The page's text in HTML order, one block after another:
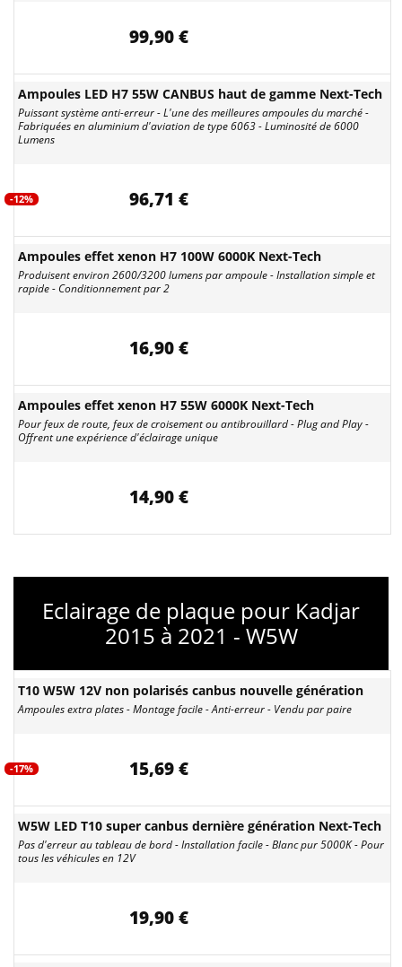
99,90 €
Ampoules LED H7 55W CANBUS haut de gamme Next-Tech
Puissant système anti-erreur - L'une des meilleures ampoules du marché -
Fabriquées en aluminium d'aviation de type 6063 - Luminosité de 6000
Lumens
-12% 96,71 €
Ampoules effet xenon H7 100W 6000K Next-Tech
Produisent environ 2600/3200 lumens par ampoule - Installation simple et
rapide - Conditionnement par 2
16,90 €
Ampoules effet xenon H7 55W 6000K Next-Tech
Pour feux de route, feux de croisement ou antibrouillard - Plug and Play -
Offrent une expérience d'éclairage unique
14,90 €
Eclairage de plaque pour Kadjar
2015 à 2021 - W5W
T10 W5W 12V non polarisés canbus nouvelle génération
Ampoules extra plates - Montage facile - Anti-erreur - Vendu par paire
-17% 15,69 €
W5W LED T10 super canbus dernière génération Next-Tech
Pas d'erreur au tableau de bord - Installation facile - Blanc pur 5000K - Pour
tous les véhicules en 12V
19,90 €